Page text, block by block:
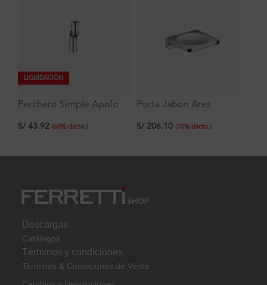
LIQUIDACIÓN
Perchero Simple Apolo
S/ 43.92 (60% dscto.)
Porta Jabon Ares
S/206.10 (10% dscto.)
Descargas
Catálogos
Términos y condiciones
Terminos & Condiciones de Venta